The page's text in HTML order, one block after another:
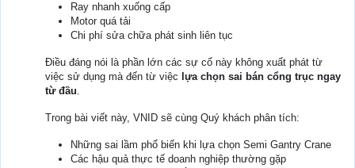
Ray nhanh xuống cấp
Motor quá tải
Chi phí sửa chữa phát sinh liên tục
Điều đáng nói là phần lớn các sự cố này không xuất phát từ
việc sử dụng mà đến từ việc lựa chọn sai bán cổng trục ngay
từ đầu.
Trong bài viết này, VNID sẽ cùng Quý khách phân tích:
Những sai lầm phổ biến khi lựa chọn Semi Gantry Crane
Các hậu quả thực tế doanh nghiệp thường gặp